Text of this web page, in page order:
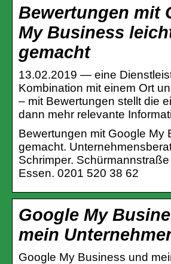
Bewertungen mit
My Business
gemacht
13.02.2019 — eine
Kombination mit einem Ort
– mit Bewertungen stellt die
dann mehr relevante
Bewertungen mit Google My
gemacht.
Schrimper.
Essen. 0201 520 38 62
Google My
mein
Google My Business und